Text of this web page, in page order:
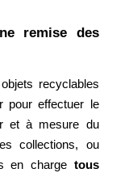
remise des
recyclables
pour effectuer le
et à mesure du
collections, ou
en charge tous